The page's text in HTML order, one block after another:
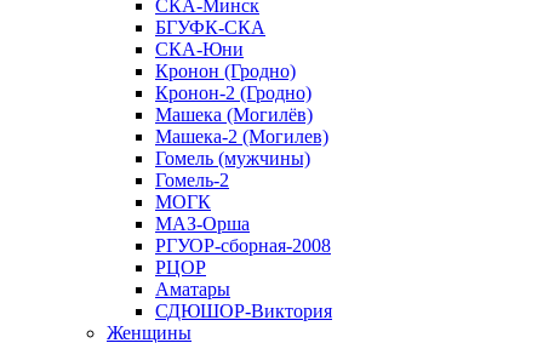
СКА-Минск
БГУФК-СКА
СКА-Юни
Кронон (Гродно)
Кронон-2 (Гродно)
Машека (Могилёв)
Машека-2 (Могилев)
Гомель (мужчины)
Гомель-2
МОГК
МАЗ-Орша
РГУОР-сборная-2008
РЦОР
Аматары
СДЮШОР-Виктория
Женщины